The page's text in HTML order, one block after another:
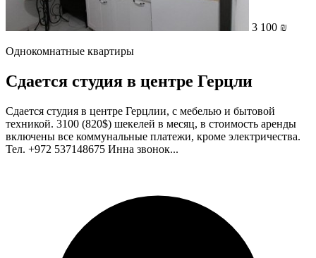
3 100 ₪
Однокомнатные квартиры
Сдается студия в центре Герцли
Сдается студия в центре Герцлии, с мебелью и бытовой
техникой. 3100 (820$) шекелей в месяц, в стоимость аренды
включены все коммунальные платежи, кроме электричества.
Тел. +972 537148675 Инна звонок...